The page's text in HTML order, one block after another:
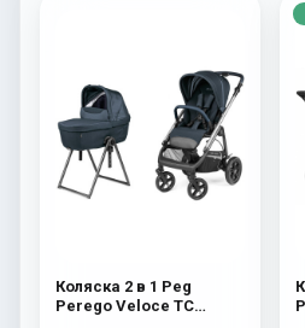
Коляска 2 в 1 Peg
Perego Veloce TC